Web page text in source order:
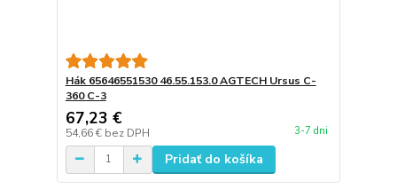
Hák 65646551530 46.55.153.0 AGTECH Ursus C-
360 C-3
67,23 €
54,66 € bez DPH 3-7 dni
Pridať do košíka